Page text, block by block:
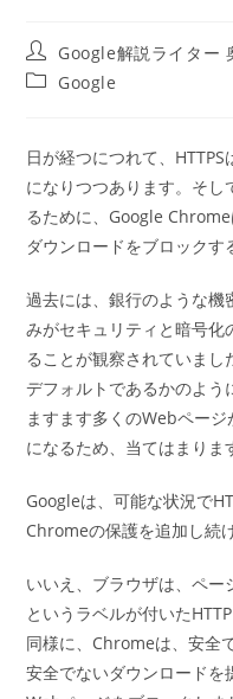
投
稿
者:
Google解説ライター
投
テ
ゴ
リ
ー:
Google
日が経つにつれて、
になりつつあります。そ
るために、Google
ダウンロードをブロックす
過去には、銀行のような
みがセキュリティと暗号化
ることが観察されていま
デフォルトであるかのよう
ますます多くのWebペー
になるため、当てはまりま
Googleは、可能な状況で
Chromeの保護を追加し続
いいえ、ブラウザは、ペー
というラベルが付いた
同様に、Chromeは、安全
安全でないダウンロードを